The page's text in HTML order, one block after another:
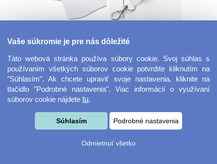
Miranda
fotografie
Vaše súkromie je pre nás dôležité
Táto webová stránka používa súbory cookie. Svoj súhlas s
používaním všetkých súborov cookie potvrdíte kliknutím na
"Súhlasím". Ak chcete upraviť svoje nastavenia, kliknite na
tlačidlo "Podrobné nastavenia". Viac informácií o využívaní
súborov cookie nájdete tu.
Súhlasím Podrobné nastavenia
Odmietnuť všetko